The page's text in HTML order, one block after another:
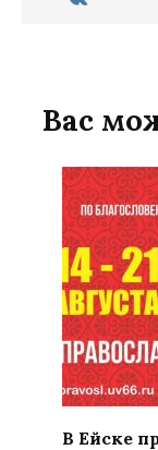
Вас
В Ейске